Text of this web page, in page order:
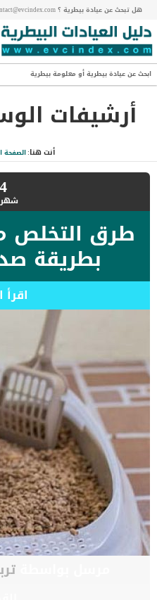
هل تبحث عن عيادة بيطرية ؟ contact@evcindex.com
ابحث عن عيادة بيطرية أو معلومة بيطرية
أرشيفات
أنت هنا:الصفحة
شهر
طرق التخلص
بطريقة
اقرأ
مرسل بواسطة